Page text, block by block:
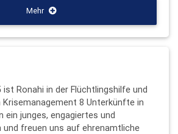
Mehr
Ronahi in der Flüchtlingshilfe und
8 Unterkünfte in
ein junges, engagiertes und
und freuen uns auf ehrenamtliche